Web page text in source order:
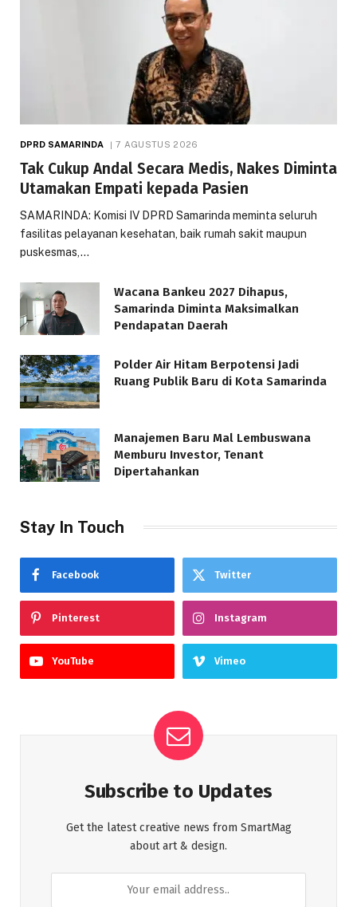
DPRD SAMARINDA 7 AGUSTUS 2026
Tak Cukup Andal Secara Medis, Nakes Diminta
Utamakan Empati kepada Pasien
SAMARINDA: Komisi IV DPRD Samarinda meminta seluruh
fasilitas pelayanan kesehatan, baik rumah sakit maupun
puskesmas,…
Wacana Bankeu 2027 Dihapus,
Samarinda Diminta Maksimalkan
Pendapatan Daerah
Polder Air Hitam Berpotensi Jadi
Ruang Publik Baru di Kota Samarinda
Manajemen Baru Mal Lembuswana
Memburu Investor, Tenant
Dipertahankan
Stay In Touch
Facebook Twitter
Pinterest Instagram
YouTube Vimeo
Subscribe to Updates
Get the latest creative news from SmartMag
about art & design.